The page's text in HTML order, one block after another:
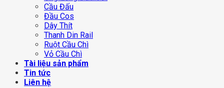
Cầu Đấu
Đầu Cos
Dây Thít
Thanh Din Rail
Ruột Cầu Chì
Vỏ Cầu Chì
Tài liệu sản phẩm
Tin tức
Liên hệ